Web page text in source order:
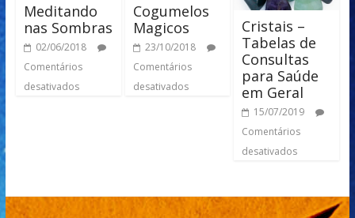
Meditando
nas Sombras
02/06/2018
Comentários
desativados
Cogumelos
Magicos
23/10/2018
Comentários
desativados
Cristais –
Tabelas de
Consultas
para Saúde
em Geral
15/07/2019
Comentários
desativados